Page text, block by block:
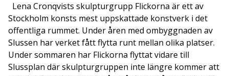
Lena Cronqvists skulpturgrupp Flickorna är ett av
Stockholm konsts mest uppskattade konstverk i det
offentliga rummet. Under åren med ombyggnaden av
Slussen har verket fått flytta runt mellan olika platser.
Under sommaren har Flickorna flyttat vidare till
Slussplan där skulpturgruppen inte längre kommer att